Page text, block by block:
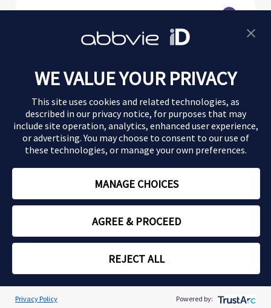
Impressum
Datenschutz
Nutzungsbedingungen
Colitis ulcerosa
Magazin
Copyright © 2026 AbbVie
WE VALUE YOUR PRIVACY
This site uses cookies and related technologies, as
described in our privacy notice, for purposes that may
include site operation, analytics, enhanced user experience,
or advertising. You may choose to consent to our use of
these technologies, or manage your own preferences.
MANAGE CHOICES
AGREE & PROCEED
REJECT ALL
Privacy Policy Powered by: